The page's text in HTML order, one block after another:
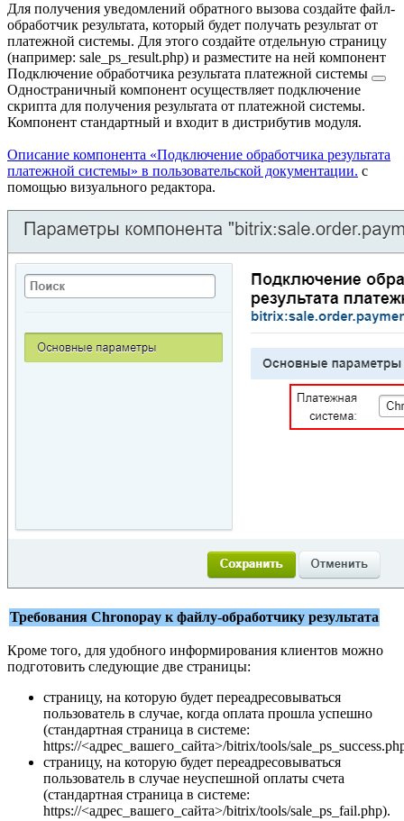
Для получения уведомлений обратного вызова создайте файл-
обработчик результата, который будет получать результат от
платежной системы. Для этого создайте отдельную страницу
(например: sale_ps_result.php) и разместите на ней компонент
Подключение обработчика результата платежной системы
Одностраничный компонент осуществляет подключение
скрипта для получения результата от платежной системы.
Компонент стандартный и входит в дистрибутив модуля.
Описание компонента «Подключение обработчика результата
платежной системы» в пользовательской документации. с
помощью визуального редактора.
Требования Chronopay к файлу-обработчику результата
Кроме того, для удобного информирования клиентов можно
подготовить следующие две страницы:
страницу, на которую будет переадресовываться
пользователь в случае, когда оплата прошла успешно
(стандартная страница в системе:
https://<адрес_вашего_сайта>/bitrix/tools/
страницу, на которую будет переадресовываться
пользователь в случае неуспешной оплаты счета
(стандартная страница в системе:
https://<адрес_вашего_сайта>/bitrix/tools/sale_ps_fail.php).